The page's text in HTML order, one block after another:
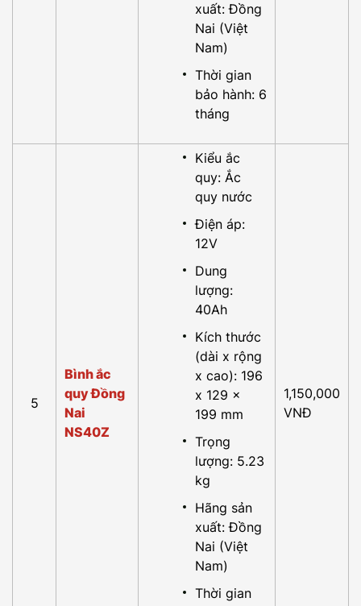
xuất: Đồng
Nai (Việt
Nam)
Thời gian
bảo hành: 6
tháng
5
Bình ắc
quy Đồng
Nai
NS40Z
Kiểu ắc
quy: Ắc
quy nước
Điện áp:
12V
Dung
lượng:
40Ah
Kích thước
(dài x rộng
x cao): 196
x 129 x
199 mm
Trọng
lượng: 5.23
kg
Hãng sản
xuất: Đồng
Nai (Việt
Nam)
Thời gian
1,150,000
VNĐ